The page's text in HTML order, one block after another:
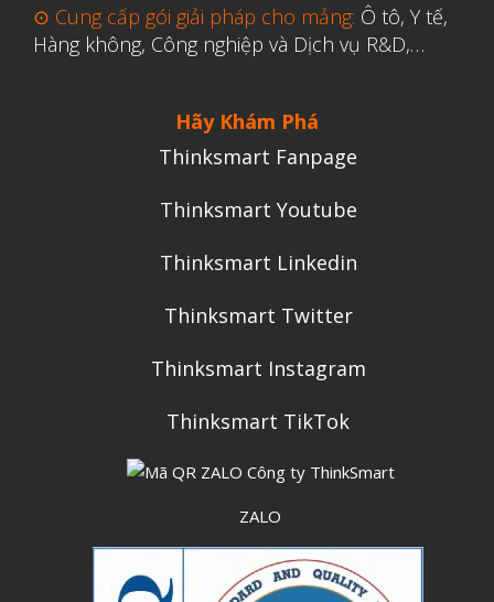
⊙ Cung cấp gói giải pháp cho mảng: Ô tô, Y tế,
Hàng không, Công nghiệp và Dịch vụ R&D,…
Hãy Khám Phá
Thinksmart Fanpage
Thinksmart Youtube
Thinksmart Linkedin
Thinksmart Twitter
Thinksmart Instagram
Thinksmart TikTok
ZALO